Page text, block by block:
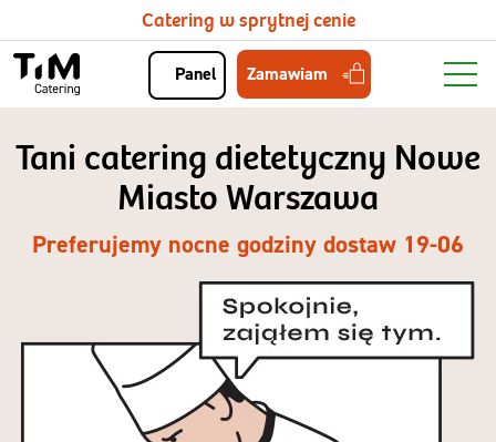
Catering w sprytnej cenie
Panel Zamawiam
Tani catering dietetyczny Nowe
Miasto Warszawa
Preferujemy nocne godziny dostaw 19-06